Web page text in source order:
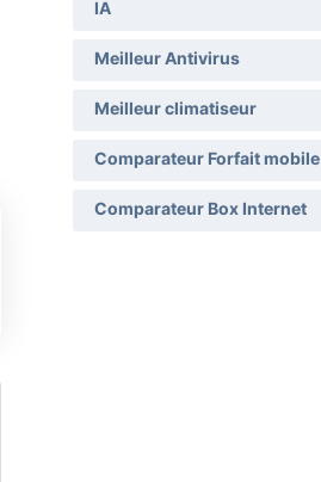
IA
Meilleur Antivirus
Meilleur climatiseur
Comparateur Forfait mobile
Comparateur Box Internet